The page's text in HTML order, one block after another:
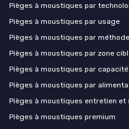
Pièges à moustiques par
Pièges à moustiques par usage
Pièges à moustiques par
Pièges à moustiques par zone
Pièges à moustiques par
Pièges à moustiques par
Pièges à moustiques entretien et
Pièges à moustiques premium